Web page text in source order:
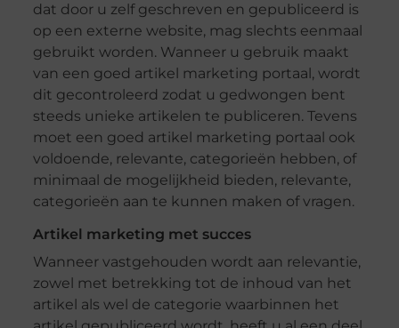
dat door u zelf geschreven en gepubliceerd is
op een externe website, mag slechts eenmaal
gebruikt worden. Wanneer u gebruik maakt
van een goed artikel marketing portaal, wordt
dit gecontroleerd zodat u gedwongen bent
steeds unieke artikelen te publiceren. Tevens
moet een goed artikel marketing portaal ook
voldoende, relevante, categorieën hebben, of
minimaal de mogelijkheid bieden, relevante,
categorieën aan te kunnen maken of vragen.
Artikel marketing met succes
Wanneer vastgehouden wordt aan relevantie,
zowel met betrekking tot de inhoud van het
artikel als wel de categorie waarbinnen het